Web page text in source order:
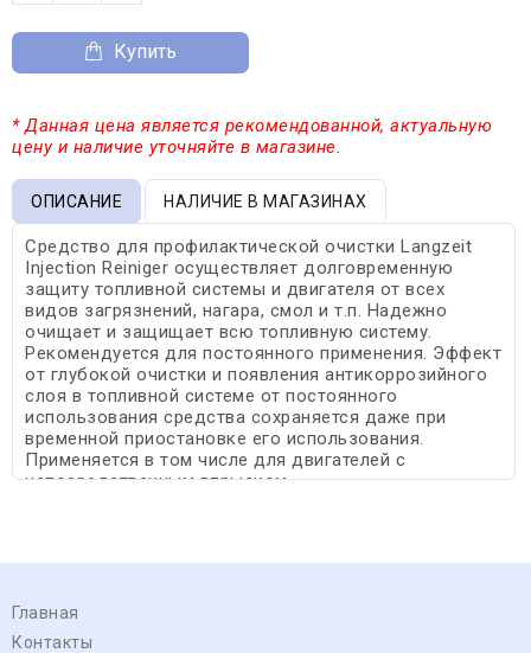
Купить
* Данная цена является рекомендованной, актуальную
цену и наличие уточняйте в магазине.
ОПИСАНИЕ НАЛИЧИЕ В МАГАЗИНАХ
Средство для профилактической очистки Langzeit
Injection Reiniger осуществляет долговременную
защиту топливной системы и двигателя от всех
видов загрязнений, нагара, смол и т.п. Надежно
очищает и защищает всю топливную систему.
Рекомендуется для постоянного применения. Эффект
от глубокой очистки и появления антикоррозийного
слоя в топливной системе от постоянного
использования средства сохраняется даже при
временной приостановке его использования.
Применяется в том числе для двигателей с
непосредственным впрыском.
Главная
Контакты